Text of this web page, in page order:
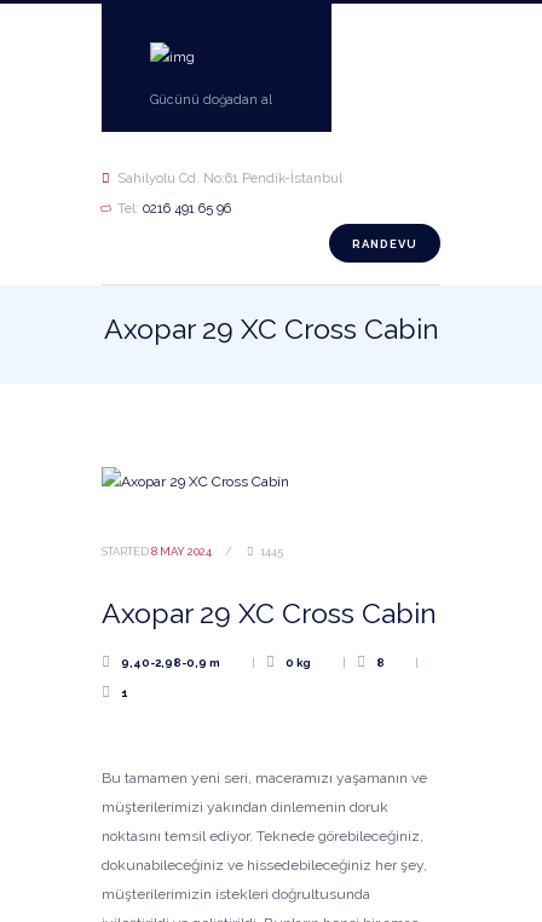
Gücünü doğadan al
Sahilyolu Cd. No:61 Pendik-İstanbul
Tel: 0216 491 65 96
RANDEVU
Axopar 29 XC Cross Cabin
STARTED8 MAY 2024 1445
Axopar 29 XC Cross Cabin
9,40-2,98-0,9 m 0 kg 8
1
Bu tamamen yeni seri, maceramızı yaşamanın ve
müşterilerimizi yakından dinlemenin doruk
noktasını temsil ediyor. Teknede görebileceğiniz,
dokunabileceğiniz ve hissedebileceğiniz her şey,
müşterilerimizin istekleri doğrultusunda